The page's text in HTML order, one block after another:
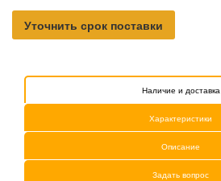
Уточнить срок поставки
Наличие и доставка
Характеристики
Описание
Задать вопрос